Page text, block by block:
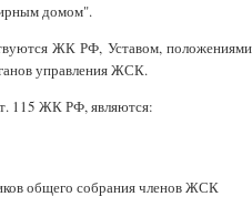
домом".
ЖК РФ, Уставом, положениями
управления ЖСК.
115 ЖК РФ, являются:
общего собрания членов ЖСК